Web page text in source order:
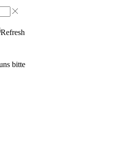
Refresh
bitte